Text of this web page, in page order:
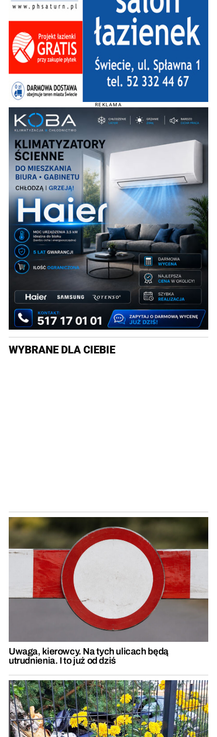
REKLAMA
WYBRANE DLA CIEBIE
Uwaga, kierowcy. Na tych ulicach będą
utrudnienia. I to już od dziś